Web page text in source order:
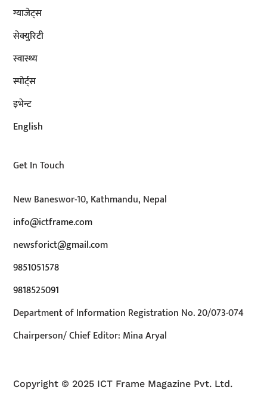
ग्याजेट्स
सेक्युरिटी
स्वास्थ्य
स्पोर्ट्स
इभेन्ट
English
Get In Touch
New Baneswor-10, Kathmandu, Nepal
info@ictframe.com
newsforict@gmail.com
9851051578
9818525091
Department of Information Registration No. 20/073-074
Chairperson/ Chief Editor: Mina Aryal
Copyright © 2025 ICT Frame Magazine Pvt. Ltd.